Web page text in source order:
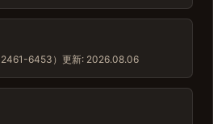
6453） 更新: 2026.08.06